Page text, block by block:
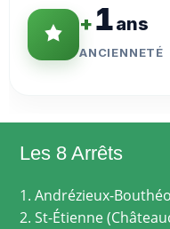
+1ans
ANCIENNETÉ
Les 8 Arrêts
1. Andrézieux-
2. St-Étienne